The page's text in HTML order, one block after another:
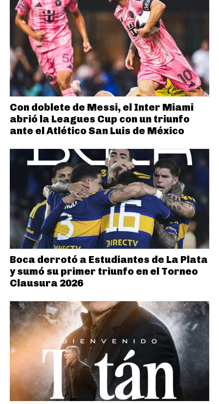
Con doblete de Messi, el Inter Miami
abrió la Leagues Cup con un triunfo
ante el Atlético San Luis de México
Boca derrotó a Estudiantes de La Plata
y sumó su primer triunfo en el Torneo
Clausura 2026